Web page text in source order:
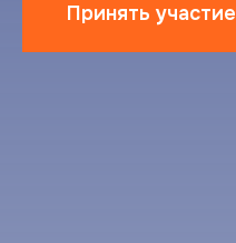
Принять участие